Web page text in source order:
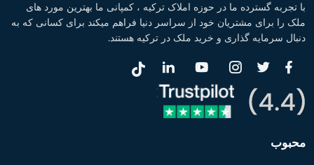
با تجربه گسترده ما در حوزه املاک ترکیه ، کمپانی ما بهترین مورد های
ملک را برای مشتریان خود از سراسر دنیا فراهم میکند برای کسانی که به
دنبال سرمایه گذاری و خرید ملک در ترکیه هستند.
محبوب